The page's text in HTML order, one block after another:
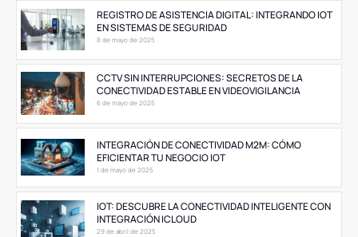
REGISTRO DE ASISTENCIA DIGITAL: INTEGRANDO IOT
EN SISTEMAS DE SEGURIDAD
8 de mayo de 2025
CCTV SIN INTERRUPCIONES: SECRETOS DE LA
CONECTIVIDAD ESTABLE EN VIDEOVIGILANCIA
6 de mayo de 2025
INTEGRACIÓN DE CONECTIVIDAD M2M: CÓMO
EFICIENTAR TU NEGOCIO IOT
1 de mayo de 2025
IOT: DESCUBRE LA CONECTIVIDAD INTELIGENTE CON
INTEGRACIÓN ICLOUD
29 de abril de 2025